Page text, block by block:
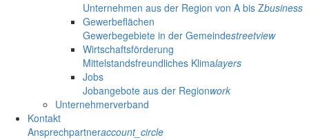
Unternehmen aus der Region von A bis Zbusiness
Gewerbeflächen
Gewerbegebiete in der Gemeindestreetview
Wirtschaftsförderung
Mittelstandsfreundliches Klimalayers
Jobs
Jobangebote aus der Regionwork
Unternehmerverband
Kontakt
Ansprechpartneraccount_circle